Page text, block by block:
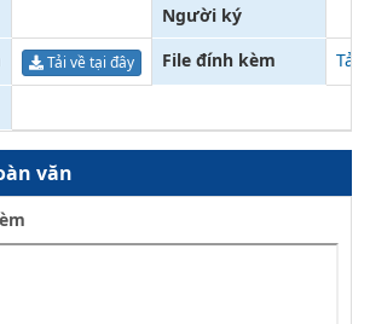
Người ký
Tải về tại đây File đính kèm Tải
văn